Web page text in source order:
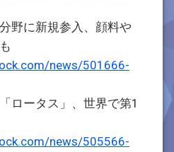
野に新規参入、顔料や
news/501666-
ロータス」、世界で第1
news/505566-